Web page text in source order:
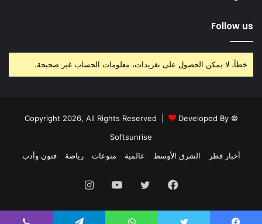
Follow us
خطأ، لا يمكن الحصول على تغريدات، معلومات الحساب غير صحيحة.
© Copyright 2026, All Rights Reserved |
Developed By
Softsunrise
أخبار قطر
الشرق الأوسط عالمية منوعات رياضة فنون وأدب
فيسبوك تويتر يوتيوب